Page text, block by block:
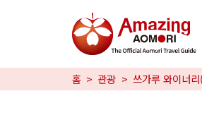
홈 관광 쓰가루 와이너